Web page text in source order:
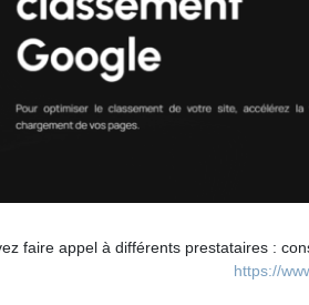
faire appel à différents prestataires :
https://